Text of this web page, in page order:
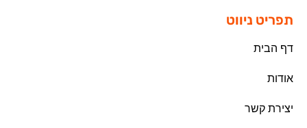
תפריט ניווט
דף הבית
אודות
יצירת קשר